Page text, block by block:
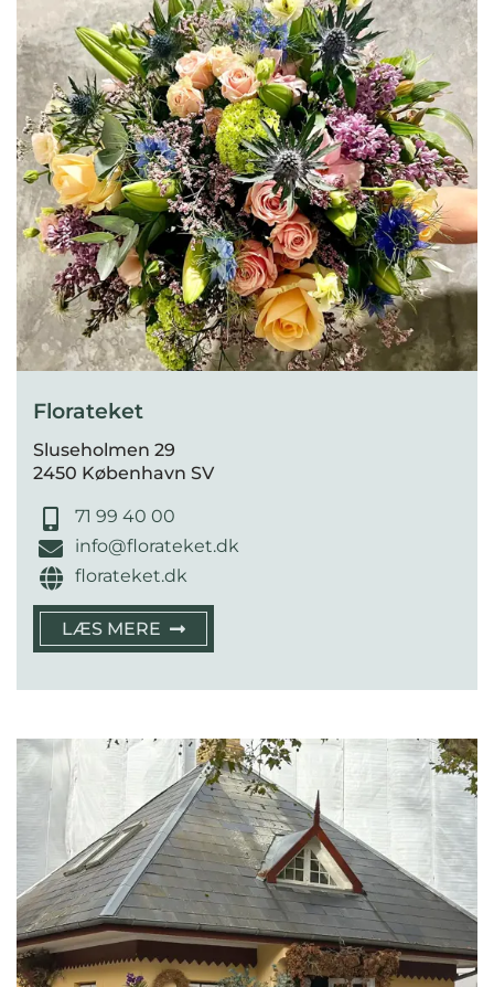
Florateket
Sluseholmen 29
2450 København SV
71 99 40 00
info@florateket.dk
florateket.dk
LÆS MERE